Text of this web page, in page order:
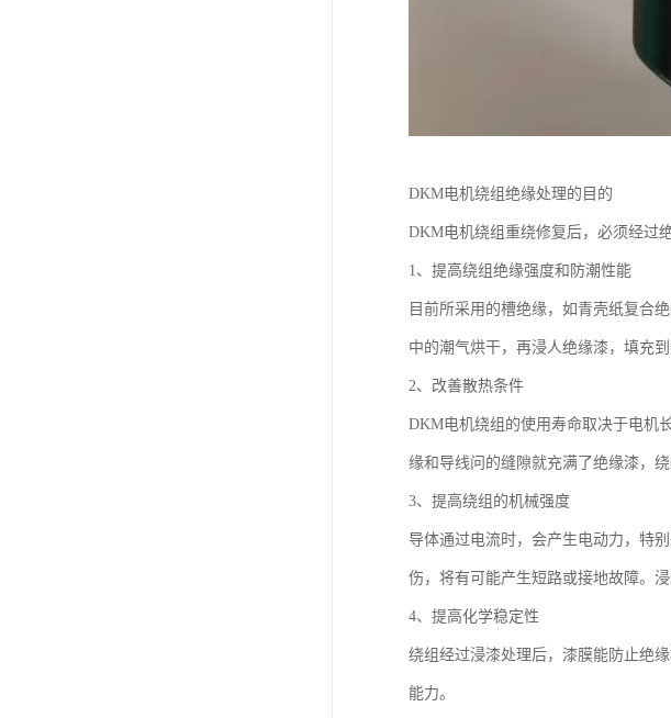
DKM电机绕组绝缘处理的目的
DKM电机绕组重绕修复后，必须经过
1、提高绕组绝缘强度和防潮性能
目前所采用的槽绝缘，如青壳纸复合
中的潮气烘干，再浸人绝缘漆，填充
2、改善散热条件
DKM电机绕组的使用寿命取决于电机
缘和导线问的缝隙就充满了绝缘漆，
3、提高绕组的机械强度
导体通过电流时，会产生电动力，特
伤，将有可能产生短路或接地故障。
4、提高化学稳定性
绕组经过浸漆处理后，漆膜能防止绝
能力。